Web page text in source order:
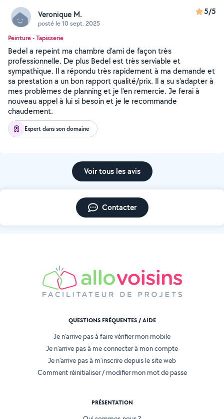
Veronique M.
posté le 10 sept. 2025
5/5
Peinture - Tapisserie
Bedel a repeint ma chambre d'ami de façon très
professionnelle. De plus Bedel est très serviable et
sympathique. Il a répondu très rapidement à ma demande et
sa prestation a un bon rapport qualité/prix. Il a su s'adapter à
mes problèmes de planning et je l'en remercie. Je ferai à
nouveau appel à lui si besoin et je le recommande
chaudement.
Expert dans son domaine
Voir tous les avis
Contacter
QUESTIONS FRÉQUENTES / AIDE
Je n'arrive pas à faire vérifier mon mobile
Je n'arrive pas à me connecter à mon compte
Je n'arrive pas à m'inscrire depuis le site web
Comment réinitialiser / modifier mon mot de passe
PRÉSENTATION